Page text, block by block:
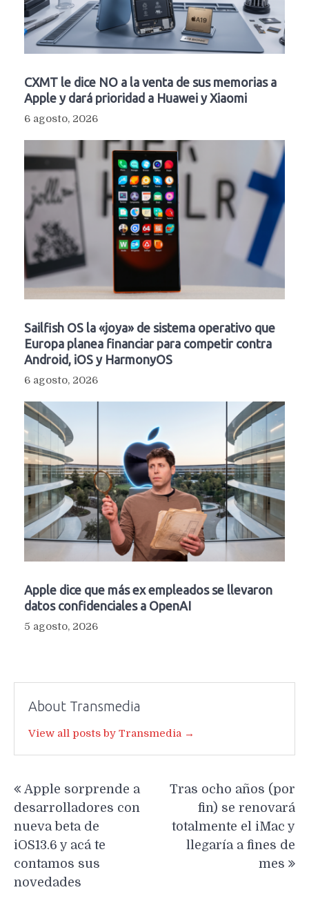
CXMT le dice NO a la venta de sus memorias a
Apple y dará prioridad a Huawei y Xiaomi
6 agosto, 2026
Sailfish OS la «joya» de sistema operativo que
Europa planea financiar para competir contra
Android, iOS y HarmonyOS
6 agosto, 2026
Apple dice que más ex empleados se llevaron
datos confidenciales a OpenAI
5 agosto, 2026
About Transmedia
View all posts by Transmedia →
de
entradas
Apple sorprende a
desarrolladores con
nueva beta de
iOS13.6 y acá te
contamos sus
novedades
Tras ocho años (por
fin) se renovará
totalmente el iMac y
llegaría a fines de
mes